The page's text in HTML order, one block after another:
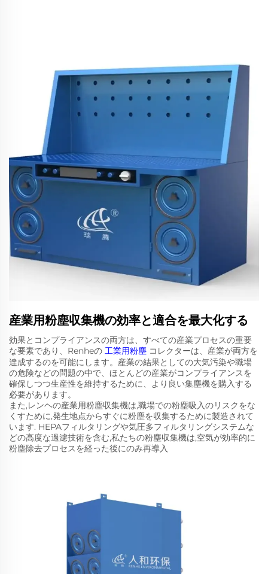
産業用粉塵収集機の効率と適合を最大化する
効果とコンプライアンスの両方は、すべての産業プロセスの重要
な要素であり、Renheの 工業用粉塵 コレクターは、産業が両方を
達成するのを可能にします。産業の結果としての大気汚染や職場
の危険などの問題の中で、ほとんどの産業がコンプライアンスを
確保しつつ生産性を維持するために、より良い集塵機を購入する
必要があります。
また,レンヘの産業用粉塵収集機は,職場での粉塵吸入のリスクをな
くすために,発生地点からすぐに粉塵を収集するために製造されて
います. HEPAフィルタリングや気圧多フィルタリングシステムな
どの高度な過濾技術を含む,私たちの粉塵収集機は,空気が効率的に
粉塵除去プロセスを経った後にのみ再導入